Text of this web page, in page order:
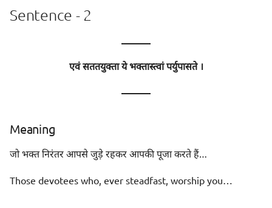
Sentence - 2
———
एवं सततयुक्ता ये भक्तास्त्वां पर्युपासते ।
———
Meaning
जो भक्त निरंतर आपसे जुड़े रहकर आपकी पूजा करते हैं…
Those devotees who, ever steadfast, worship you…